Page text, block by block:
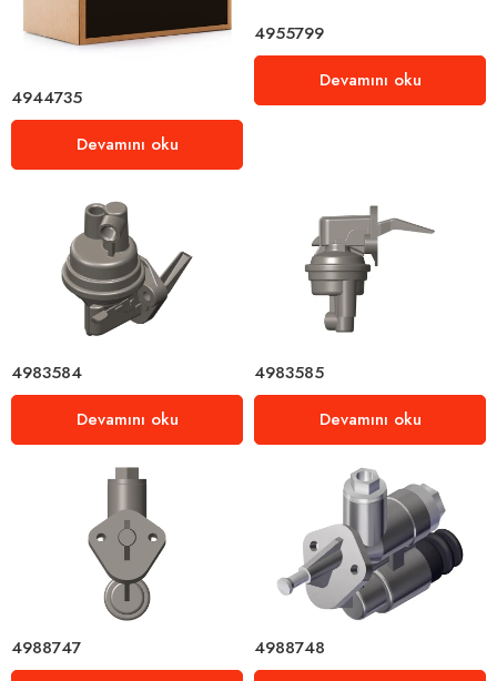
4944735
Devamını oku
4955799
Devamını oku
4983584
Devamını oku
4983585
Devamını oku
4988747 4988748